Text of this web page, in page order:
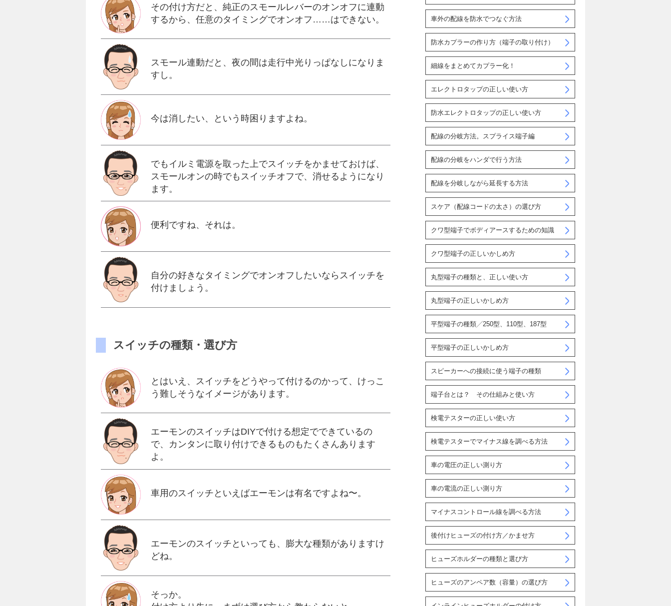
その付け方だと、純正のスモールレバーのオンオフに連動
するから、任意のタイミングでオンオフ……はできない。
スモール連動だと、夜の間は走行中光りっぱなしになりま
すし。
今は消したい、という時困りますよね。
でもイルミ電源を取った上でスイッチをかませておけば、
スモールオンの時でもスイッチオフで、消せるようになり
ます。
便利ですね、それは。
自分の好きなタイミングでオンオフしたいならスイッチを
付けましょう。
スイッチの種類・選び方
とはいえ、スイッチをどうやって付けるのかって、けっこ
う難しそうなイメージがあります。
エーモンのスイッチはDIYで付ける想定でできているの
で、カンタンに取り付けできるものもたくさんあります
よ。
車用のスイッチといえばエーモンは有名ですよね〜。
エーモンのスイッチといっても、膨大な種類がありますけ
どね。
そっか。
車外の配線を防水でつなぐ方法
防水カプラーの作り方（端子の取り付け）
細線をまとめてカプラー化！
エレクトロタップの正しい使い方
防水エレクトロタップの正しい使い方
配線の分岐方法。スプライス端子編
配線の分岐をハンダで行う方法
配線を分岐しながら延長する方法
スケア（配線コードの太さ）の選び方
クワ型端子でボディアースするための知識
クワ型端子の正しいかしめ方
丸型端子の種類と、正しい使い方
丸型端子の正しいかしめ方
平型端子の種類╱250型、110型、187型
平型端子の正しいかしめ方
スピーカーへの接続に使う端子の種類
端子台とは？ その仕組みと使い方
検電テスターの正しい使い方
検電テスターでマイナス線を調べる方法
車の電圧の正しい測り方
車の電流の正しい測り方
マイナスコントロール線を調べる方法
後付けヒューズの付け方／かませ方
ヒューズホルダーの種類と選び方
ヒューズのアンペア数（容量）の選び方